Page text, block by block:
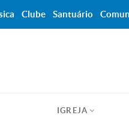
IGREJA
Clube Santuário